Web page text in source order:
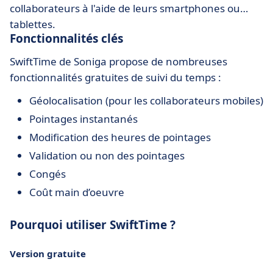
collaborateurs à l'aide de leurs smartphones ou
tablettes.
Fonctionnalités clés
SwiftTime de Soniga propose de nombreuses
fonctionnalités gratuites de suivi du temps :
Géolocalisation (pour les collaborateurs mobiles)
Pointages instantanés
Modification des heures de pointages
Validation ou non des pointages
Congés
Coût main d’oeuvre
Pourquoi utiliser SwiftTime ?
Version gratuite